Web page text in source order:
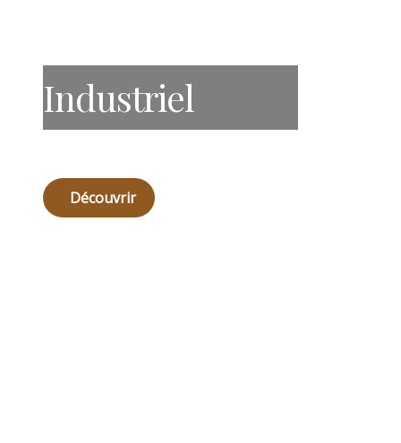
Industriel
Découvrir